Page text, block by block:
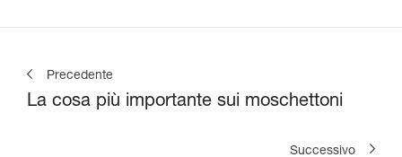
Precedente
La cosa più importante sui moschettoni
Successivo